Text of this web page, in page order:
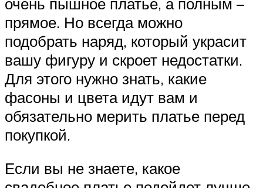
прямое. Но всегда можно
подобрать наряд, который украсит
вашу фигуру и скроет недостатки.
Для этого нужно знать, какие
фасоны и цвета идут вам и
обязательно мерить платье перед
покупкой.
Если вы не знаете, какое